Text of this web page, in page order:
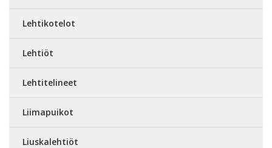
Lehtikotelot
Lehtiöt
Lehtitelineet
Liimapuikot
Liuskalehtiöt